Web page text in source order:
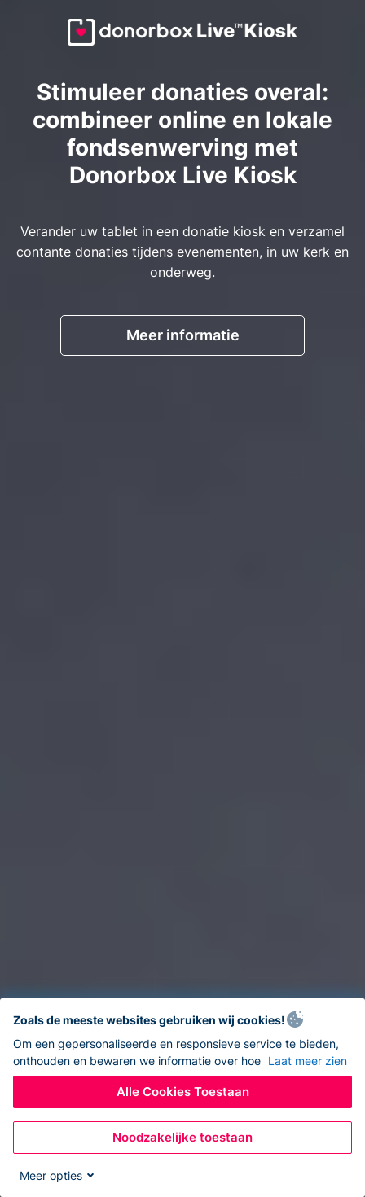
Stimuleer donaties overal:
combineer online en lokale
fondsenwerving met
Donorbox Live Kiosk
Verander uw tablet in een donatie kiosk en verzamel
contante donaties tijdens evenementen, in uw kerk en
onderweg.
Meer informatie
Zoals de meeste websites gebruiken wij cookies!
Om een gepersonaliseerde en responsieve service te bieden,
onthouden en bewaren we informatie over hoe Laat meer zien
Alle Cookies Toestaan
Noodzakelijke toestaan
Meer opties